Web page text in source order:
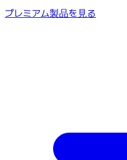
プレミアム製品を見る